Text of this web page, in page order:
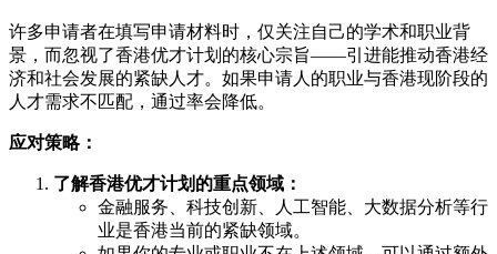
许多申请者在填写申请材料时，仅关注自己的学术和职业背
景，而忽视了香港优才计划的核心宗旨——引进能推动香港经
济和社会发展的紧缺人才。如果申请人的职业与香港现阶段的
人才需求不匹配，通过率会降低。
应对策略：
了解香港优才计划的重点领域：
金融服务、科技创新、人工智能、大数据分析等行
业是香港当前的紧缺领域。